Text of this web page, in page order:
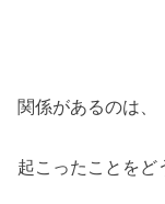
関係があるのは、
起こったことをど